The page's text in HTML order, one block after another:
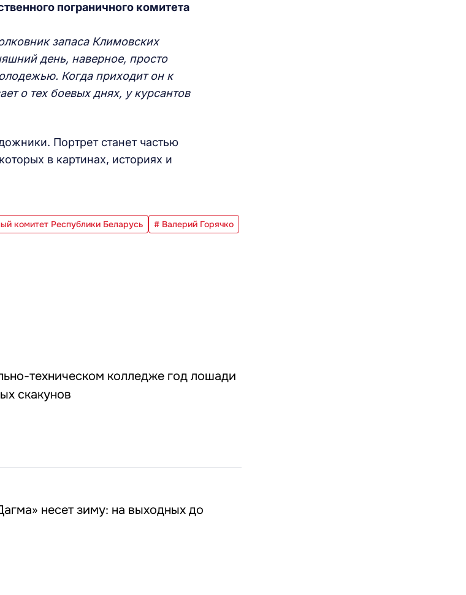
пограничного комитета
запаса Климовских
день, наверное, просто
Когда приходит он к
о тех боевых днях, у курсантов
Портрет станет частью
в картинах, историях и
комитет Республики Беларусь
# Валерий Горячко
техническом колледже год лошади
скакунов
несет зиму: на выходных до